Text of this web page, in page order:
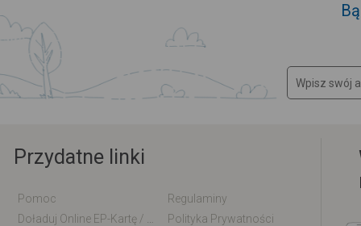
Przydatne linki
Pomoc
Regulaminy
Polityka Prywatności